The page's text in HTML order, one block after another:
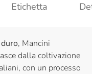
Etichetta
, Mancini
dalla coltivazione
con un processo